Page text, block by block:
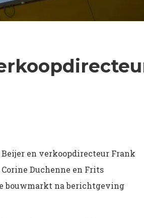
en verkoopdirecteur Frank
Duchenne en Frits
bouwmarkt na berichtgeving